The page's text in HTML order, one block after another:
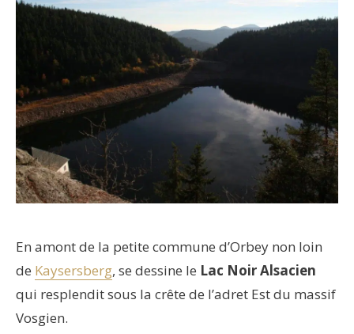
En amont de la petite commune d’Orbey non loin
de Kaysersberg, se dessine le Lac Noir Alsacien
qui resplendit sous la crête de l’adret Est du massif
Vosgien.